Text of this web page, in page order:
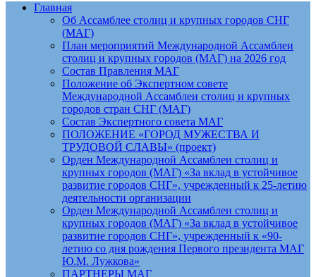
Главная
Об Ассамблее столиц и крупных городов СНГ
(МАГ)
План мероприятий Международной Ассамблеи
столиц и крупных городов (МАГ) на 2026 год
Состав Правления МАГ
Положение об Экспертном совете
Международной Ассамблеи столиц и крупных
городов стран СНГ (МАГ)
Состав Экспертного совета МАГ
ПОЛОЖЕНИЕ «ГОРОД МУЖЕСТВА И
ТРУДОВОЙ СЛАВЫ» (проект)
Орден Международной Ассамблеи столиц и
крупных городов (МАГ) «За вклад в устойчивое
развитие городов СНГ», учрежденный к 25-летию
деятельности организации
Орден Международной Ассамблеи столиц и
крупных городов (МАГ) «За вклад в устойчивое
развитие городов СНГ», учрежденный к «90-
летию со дня рождения Первого президента МАГ
Ю.М. Лужкова»
ПАРТНЕРЫ МАГ